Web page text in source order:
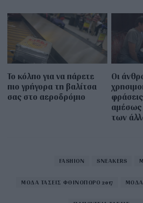
Το κόλπο για να πάρετε
πιο γρήγορα τη βαλίτσα
σας στο αεροδρόμιο
Οι
αμέσως
των
FASHION SNEAKERS
ΜΟΔΑ ΤΑΣΕΙΣ ΦΘΙΝΟΠΩΡΟ 2017 ΜΟΔΑ